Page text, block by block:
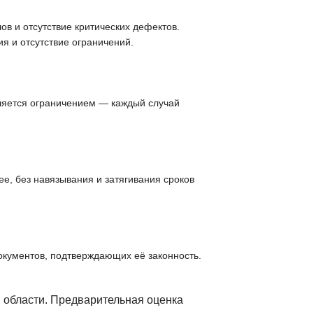
и отсутствие критических дефектов.
и отсутствие ограничений.
ограничением — каждый случай
без навязывания и затягивания сроков
подтверждающих её законность.
Предварительная оценка